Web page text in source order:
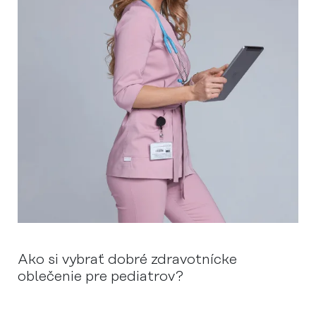
Ako si vybrať dobré zdravotnícke
oblečenie pre pediatrov?